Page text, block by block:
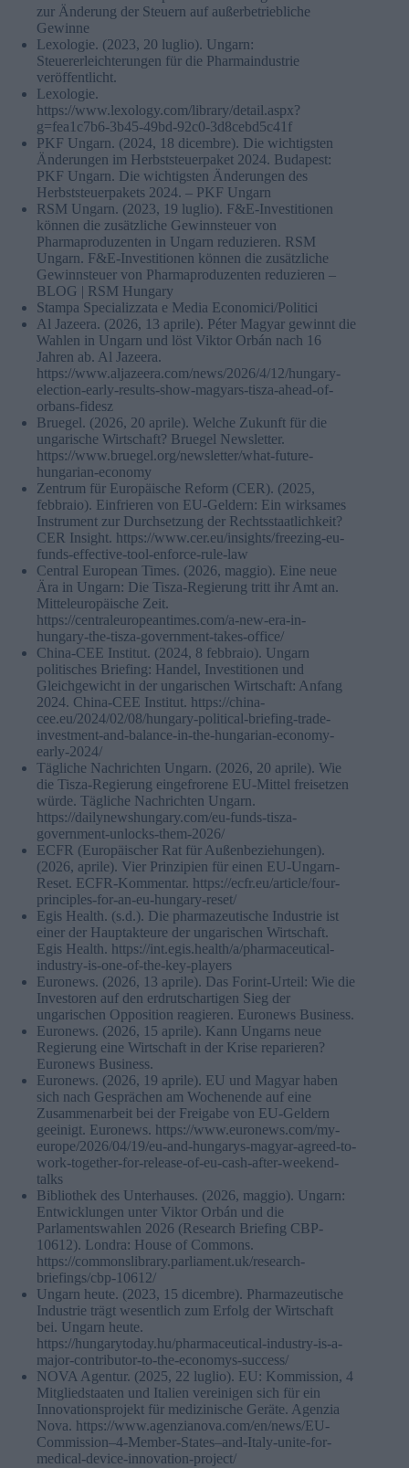
zur Änderung der Steuern auf außerbetriebliche
Gewinne
Lexologie. (2023, 20 luglio). Ungarn:
Steuererleichterungen für die Pharmaindustrie
veröffentlicht.
Lexologie.
https://www.lexology.com/library/detail.aspx?
g=fea1c7b6-3b45-49bd-92c0-3d8cebd5c41f
PKF Ungarn. (2024, 18 dicembre). Die wichtigsten
Änderungen im Herbststeuerpaket 2024. Budapest:
PKF Ungarn. Die wichtigsten Änderungen des
Herbststeuerpakets 2024. – PKF Ungarn
RSM Ungarn. (2023, 19 luglio). F&E-Investitionen
können die zusätzliche Gewinnsteuer von
Pharmaproduzenten in Ungarn reduzieren. RSM
Ungarn. F&E-Investitionen können die zusätzliche
Gewinnsteuer von Pharmaproduzenten reduzieren –
BLOG | RSM Hungary
Stampa Specializzata e Media Economici/Politici
Al Jazeera. (2026, 13 aprile). Péter Magyar gewinnt die
Wahlen in Ungarn und löst Viktor Orbán nach 16
Jahren ab. Al Jazeera.
https://www.aljazeera.com/news/2026/4/12/hungary-
election-early-results-show-magyars-tisza-ahead-of-
orbans-fidesz
Bruegel. (2026, 20 aprile). Welche Zukunft für die
ungarische Wirtschaft? Bruegel Newsletter.
https://www.bruegel.org/newsletter/what-future-
hungarian-economy
Zentrum für Europäische Reform (CER). (2025,
febbraio). Einfrieren von EU-Geldern: Ein wirksames
Instrument zur Durchsetzung der Rechtsstaatlichkeit?
CER Insight. https://www.cer.eu/insights/freezing-eu-
funds-effective-tool-enforce-rule-law
Central European Times. (2026, maggio). Eine neue
Ära in Ungarn: Die Tisza-Regierung tritt ihr Amt an.
Mitteleuropäische Zeit.
https://centraleuropeantimes.com/a-new-era-in-
hungary-the-tisza-government-takes-office/
China-CEE Institut. (2024, 8 febbraio). Ungarn
politisches Briefing: Handel, Investitionen und
Gleichgewicht in der ungarischen Wirtschaft: Anfang
2024. China-CEE Institut. https://china-
cee.eu/2024/02/08/hungary-political-briefing-trade-
investment-and-balance-in-the-hungarian-economy-
early-2024/
Tägliche Nachrichten Ungarn. (2026, 20 aprile). Wie
die Tisza-Regierung eingefrorene EU-Mittel freisetzen
würde. Tägliche Nachrichten Ungarn.
https://dailynewshungary.com/eu-funds-tisza-
government-unlocks-them-2026/
ECFR (Europäischer Rat für Außenbeziehungen).
(2026, aprile). Vier Prinzipien für einen EU-Ungarn-
Reset. ECFR-Kommentar. https://ecfr.eu/article/four-
principles-for-an-eu-hungary-reset/
Egis Health. (s.d.). Die pharmazeutische Industrie ist
einer der Hauptakteure der ungarischen Wirtschaft.
Egis Health. https://int.egis.health/a/pharmaceutical-
industry-is-one-of-the-key-players
Euronews. (2026, 13 aprile). Das Forint-Urteil: Wie die
Investoren auf den erdrutschartigen Sieg der
ungarischen Opposition reagieren. Euronews Business.
Euronews. (2026, 15 aprile). Kann Ungarns neue
Regierung eine Wirtschaft in der Krise reparieren?
Euronews Business.
Euronews. (2026, 19 aprile). EU und Magyar haben
sich nach Gesprächen am Wochenende auf eine
Zusammenarbeit bei der Freigabe von EU-Geldern
geeinigt. Euronews. https://www.euronews.com/my-
europe/2026/04/19/eu-and-hungarys-magyar-agreed-to-
work-together-for-release-of-eu-cash-after-weekend-
talks
Bibliothek des Unterhauses. (2026, maggio). Ungarn:
Entwicklungen unter Viktor Orbán und die
Parlamentswahlen 2026 (Research Briefing CBP-
10612). Londra: House of Commons.
https://commonslibrary.parliament.uk/research-
briefings/cbp-10612/
Ungarn heute. (2023, 15 dicembre). Pharmazeutische
Industrie trägt wesentlich zum Erfolg der Wirtschaft
bei. Ungarn heute.
https://hungarytoday.hu/pharmaceutical-industry-is-a-
major-contributor-to-the-economys-success/
NOVA Agentur. (2025, 22 luglio). EU: Kommission, 4
Mitgliedstaaten und Italien vereinigen sich für ein
Innovationsprojekt für medizinische Geräte. Agenzia
Nova. https://www.agenzianova.com/en/news/EU-
Commission–4-Member-States–and-Italy-unite-for-
medical-device-innovation-project/